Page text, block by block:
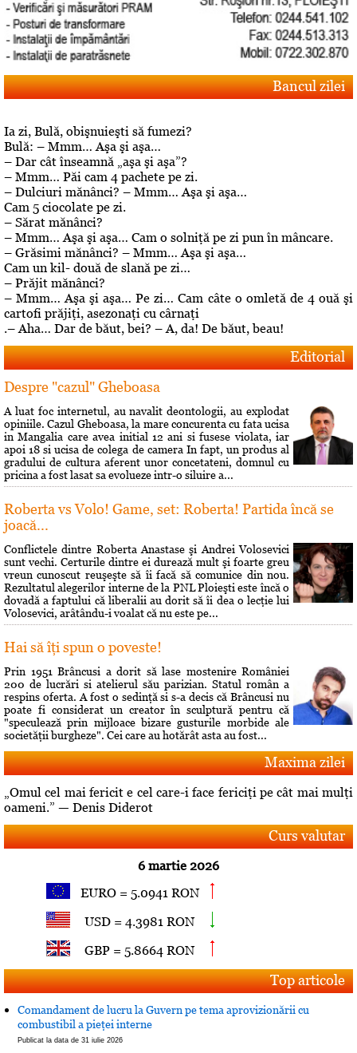
Bancul zilei
Ia zi, Bulă, obişnuieşti să fumezi?
Bulă: – Mmm… Aşa şi aşa…
– Dar cât înseamnă „aşa şi aşa”?
– Mmm… Păi cam 4 pachete pe zi.
– Dulciuri mănânci? – Mmm… Aşa şi aşa…
Cam 5 ciocolate pe zi.
– Sărat mănânci?
– Mmm… Aşa şi aşa… Cam o solniţă pe zi pun în mâncare.
– Grăsimi mănânci? – Mmm… Aşa şi aşa…
Cam un kil- două de slană pe zi…
– Prăjit mănânci?
– Mmm… Aşa şi aşa… Pe zi… Cam câte o omletă de 4 ouă şi
cartofi prăjiţi, asezonaţi cu cârnaţi
.– Aha… Dar de băut, bei? – A, da! De băut, beau!
Editorial
Despre "cazul" Gheboasa
A luat foc internetul, au navalit deontologii, au explodat
opiniile. Cazul Gheboasa, la mare concurenta cu fata ucisa
in Mangalia care avea initial 12 ani si fusese violata, iar
apoi 18 si ucisa de colega de camera In fapt, un produs al
gradului de cultura aferent unor concetateni, domnul cu
pricina a fost lasat sa evolueze intr-o siluire a...
Roberta vs Volo! Game, set: Roberta! Partida încă se
joacă...
Conflictele dintre Roberta Anastase şi Andrei Volosevici
sunt vechi. Certurile dintre ei durează mult şi foarte greu
vreun cunoscut reuşeşte să îi facă să comunice din nou.
Rezultatul alegerilor interne de la PNL Ploieşti este încă o
dovadă a faptului că liberalii au dorit să îi dea o lecţie lui
Volosevici, arâtându-i voalat că nu este pe...
Hai să îţi spun o poveste!
Prin 1951 Brâncusi a dorit să lase mostenire României
200 de lucrări si atelierul său parizian. Statul român a
respins oferta. A fost o sedinţă si s-a decis că Brâncusi nu
poate fi considerat un creator în sculptură pentru că
"speculează prin mijloace bizare gusturile morbide ale
societăţii burgheze". Cei care au hotărât asta au fost...
Maxima zilei
„Omul cel mai fericit e cel care-i face fericiţi pe cât mai mulţi
oameni.” — Denis Diderot
Curs valutar
6 martie 2026
EURO = 5.0941 RON
USD = 4.3981 RON
GBP = 5.8664 RON
Top articole
Comandament de lucru la Guvern pe tema aprovizionării cu
combustibil a pieţei interne
Publicat la data de 31 iulie 2026